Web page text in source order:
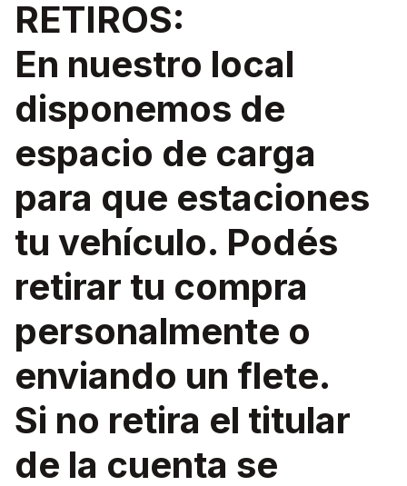
RETIROS:
En nuestro local
disponemos de
espacio de carga
para que estaciones
tu vehículo. Podés
retirar tu compra
personalmente o
enviando un flete.
Si no retira el titular
de la cuenta se